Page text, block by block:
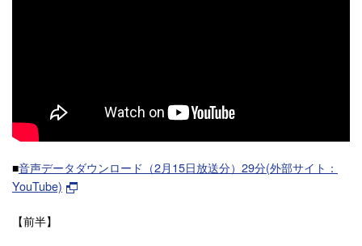
■音声データダウンロード（2月15日放送分）29分(外部サイト：
YouTube)
【前半】